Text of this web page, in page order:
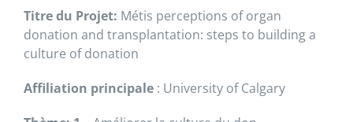
Titre du Projet: Métis perceptions of organ
donation and transplantation: steps to building a
culture of donation
Affiliation principale: University of Calgary